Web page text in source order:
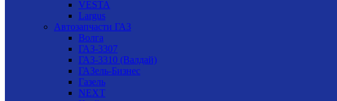
VESTA
Largus
Автозапчасти ГАЗ
Волга
ГАЗ-3307
ГАЗ-3310 (Валдай)
ГАЗель-Бизнес
Газель
NEXT